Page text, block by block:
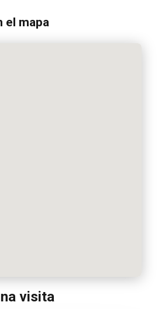
el mapa
visita